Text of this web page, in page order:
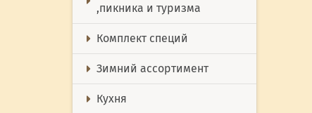
,пикника и туризма
Комплект специй
Зимний ассортимент
Кухня